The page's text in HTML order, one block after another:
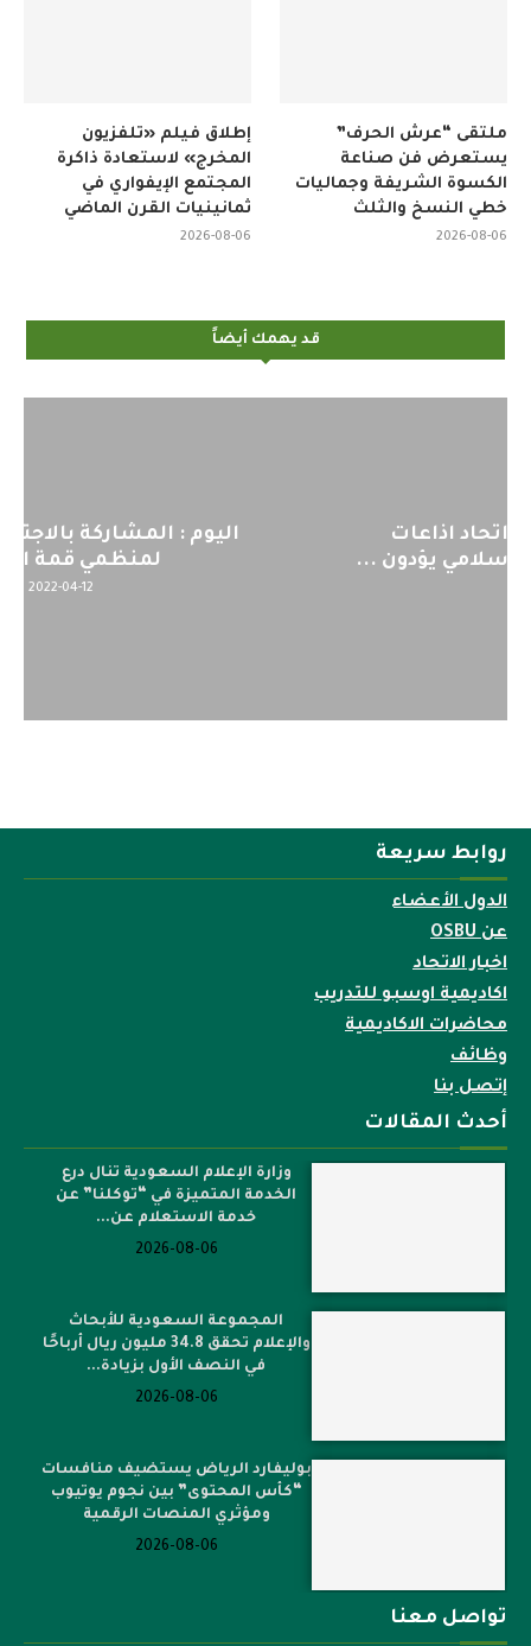
إطلاق فيلم «تلفزيون
المخرج» لاستعادة ذاكرة
المجتمع الإيفواري في
ثمانينيات القرن الماضي
2026-08-06
ملتقى “عرش الحرف”
يستعرض فن صناعة
الكسوة الشريفة وجماليات
خطي النسخ والثلث
2026-08-06
قد يهمك أيضاً
اليوم : المشاركة بالاجتماع التحضيري
لمنظمي قمة اسيا...
روابط سريعة
الدول الأعضاء
عن OSBU
اخبار الاتحاد
اكاديمية اوسبو للتدريب
محاضرات الاكاديمية
وظائف
إتصل بنا
أحدث المقالات
وزارة الإعلام السعودية تنال درع
الخدمة المتميزة في “توكلنا” عن
خدمة الاستعلام عن...
2026-08-06
المجموعة السعودية للأبحاث
والإعلام تحقق 34.8 مليون ريال أرباحًا
في النصف الأول بزيادة...
2026-08-06
بوليفارد الرياض يستضيف منافسات
“كأس المحتوى” بين نجوم يوتيوب
ومؤثري المنصات الرقمية
2026-08-06
تواصل معنا